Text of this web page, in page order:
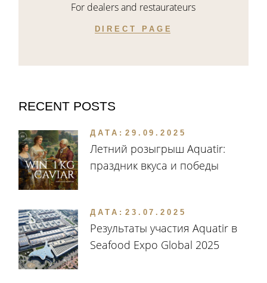
For dealers and restaurateurs
DIRECT PAGE
RECENT POSTS
ДАТА: 29.09.2025
Летний розыгрыш Aquatir:
праздник вкуса и победы
ДАТА: 23.07.2025
Результаты участия Aquatir в
Seafood Expo Global 2025